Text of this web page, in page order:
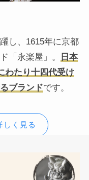
し、1615年に京都
「永楽屋」。
日本
わたり十四代受け
ブランドです。
しく見る